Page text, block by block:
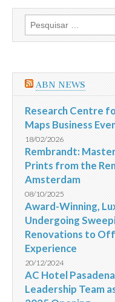
Pesquisar
por:
ABN NEWS
Research Centre
Maps Business
18/02/2026
Rembrandt:
Prints from the
Amsterdam
08/10/2025
Award-Winning,
Undergoing
Renovations to
Experience
20/12/2024
AC Hotel
Leadership Team